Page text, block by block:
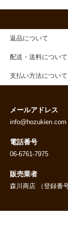
返品について
配送・送料について
支払い方法について
メールアドレス
info@hozukien.com
電話番号
06-6761-7975
販売業者
森川商店 （登録番